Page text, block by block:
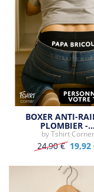
BOXER ANTI-
PLOMBIER -…
byTshirt Corner
24,90 € 19,92